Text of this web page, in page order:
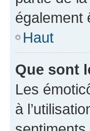
également
Haut
Que sont
Les
à